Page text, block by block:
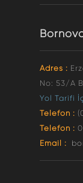
Adres :
No: 53/A
Yol Tarifi
Telefon :
Telefon :
Email :